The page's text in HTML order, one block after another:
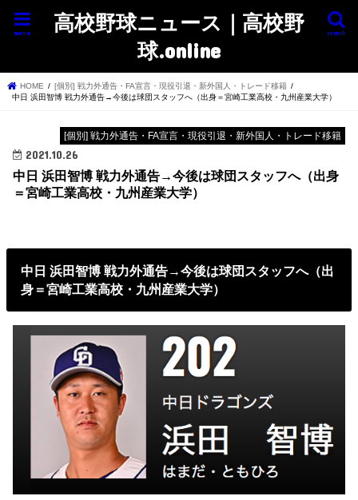
高校野球ニュース｜高校野
球.online
search
menu
HOME
[個別] 戦力外通告・FA宣言・現役引退・新外国人・トレード移籍
中日 浜田智博 戦力外通告→今後は球団スタッフへ（出身＝宮崎工業高校・九州産業大学）
[個別] 戦力外通告・FA宣言・現役引退・新外国人・トレード移籍
2021.10.26
中日 浜田智博 戦力外通告→今後は球団スタッフへ（出身
＝宮崎工業高校・九州産業大学）
中日 浜田智博 戦力外通告→今後は球団スタッフへ（出
身＝宮崎工業高校・九州産業大学）